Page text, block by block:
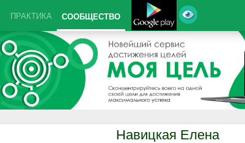
ПРАКТИКА СООБЩЕСТВО
Навицкая Елена